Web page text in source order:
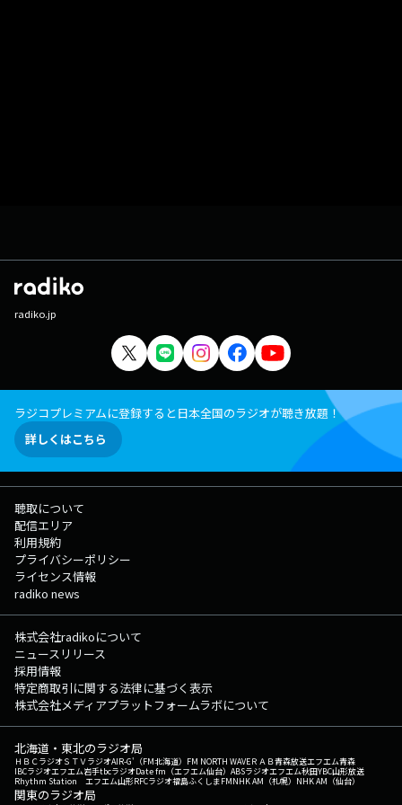
radiko.jp
ラジコプレミアムに登録すると日本全国のラジオが聴き放題！
詳しくはこちら
聴取について
配信エリア
利用規約
プライバシーポリシー
ライセンス情報
radiko news
株式会社radikoについて
ニュースリリース
採用情報
特定商取引に関する法律に基づく表示
株式会社メディアプラットフォームラボについて
北海道・東北のラジオ局
ＨＢＣラジオＳＴＶラジオAIR-G'（FM北海道） FM NORTH WAVEＲＡＢ青森放送エフエム青森
IBCラジオエフエム岩手tbcラジオDate fm（エフエム仙台） ABSラジオエフエム秋田YBC山形放送
Rhythm Station エフエム山形RFCラジオ福島ふくしまFMNHK AM（札幌） NHK AM（仙台）
関東のラジオ局